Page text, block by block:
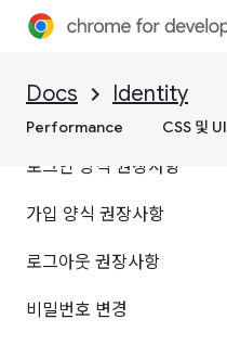
Docs Identity
Performance CSS 및 UI
비밀번호
로그인 양식 권장사항
가입 양식 권장사항
로그아웃 권장사항
비밀번호 변경